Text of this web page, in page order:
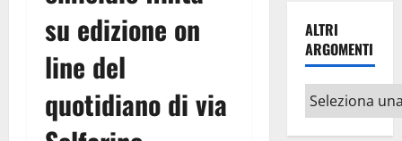
su edizione on
line del
quotidiano di via
ALTRI
ARGOMENTI
Altri
argomenti